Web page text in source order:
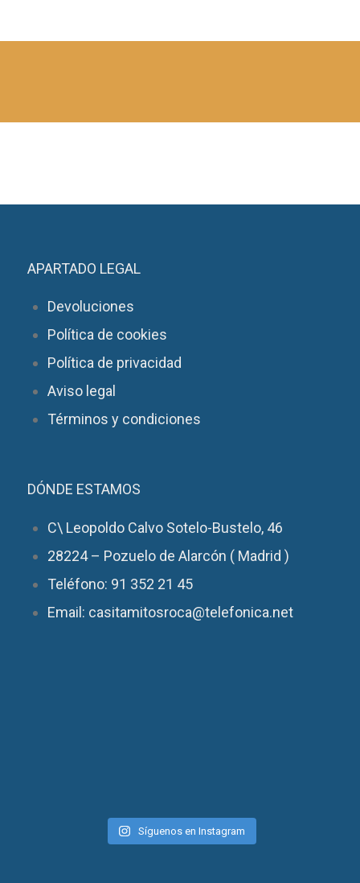
APARTADO LEGAL
Devoluciones
Política de cookies
Política de privacidad
Aviso legal
Términos y condiciones
DÓNDE ESTAMOS
C\ Leopoldo Calvo Sotelo-Bustelo, 46
28224 – Pozuelo de Alarcón ( Madrid )
Teléfono: 91 352 21 45
Email: casitamitosroca@telefonica.net
Síguenos en Instagram